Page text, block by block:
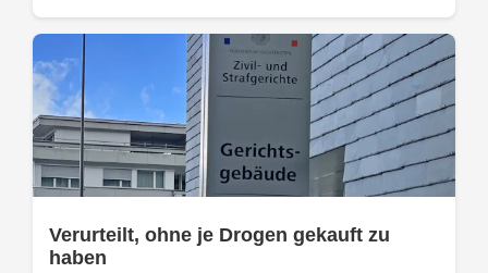
Verurteilt, ohne je Drogen gekauft zu
haben